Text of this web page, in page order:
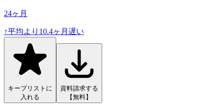
24ヶ月
↑平均より 10.4ヶ月遅い
キープリストに
入れる
資料請求する
【無料】